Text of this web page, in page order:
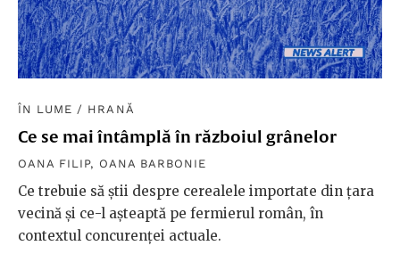
ÎN LUME / HRANĂ
Ce se mai întâmplă în războiul grânelor
OANA FILIP, OANA BARBONIE
Ce trebuie să știi despre cerealele importate din țara
vecină și ce-l așteaptă pe fermierul român, în
contextul concurenței actuale.